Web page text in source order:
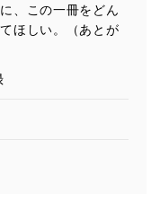
、この一冊をどん
ほしい。（あとが